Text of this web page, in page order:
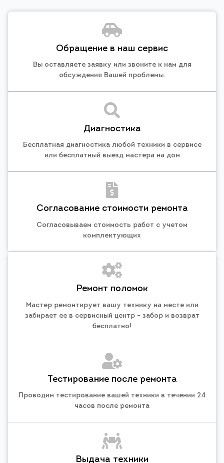
Обращение в наш сервис
Вы оставляете заявку или звоните к нам для
обсуждения Вашей проблемы.
Диагностика
Бесплатная диагностика любой техники в сервисе
или бесплатный выезд мастера на дом
Согласование стоимости ремонта
Согласовываем стоимость работ с учетом
комплектующих
Ремонт поломок
Мастер ремонтирует вашу технику на месте или
забирает ее в сервисный центр - забор и возврат
бесплатно!
Тестирование после ремонта
Проводим тестирование вашей техники в течении 24
часов после ремонта
Выдача техники